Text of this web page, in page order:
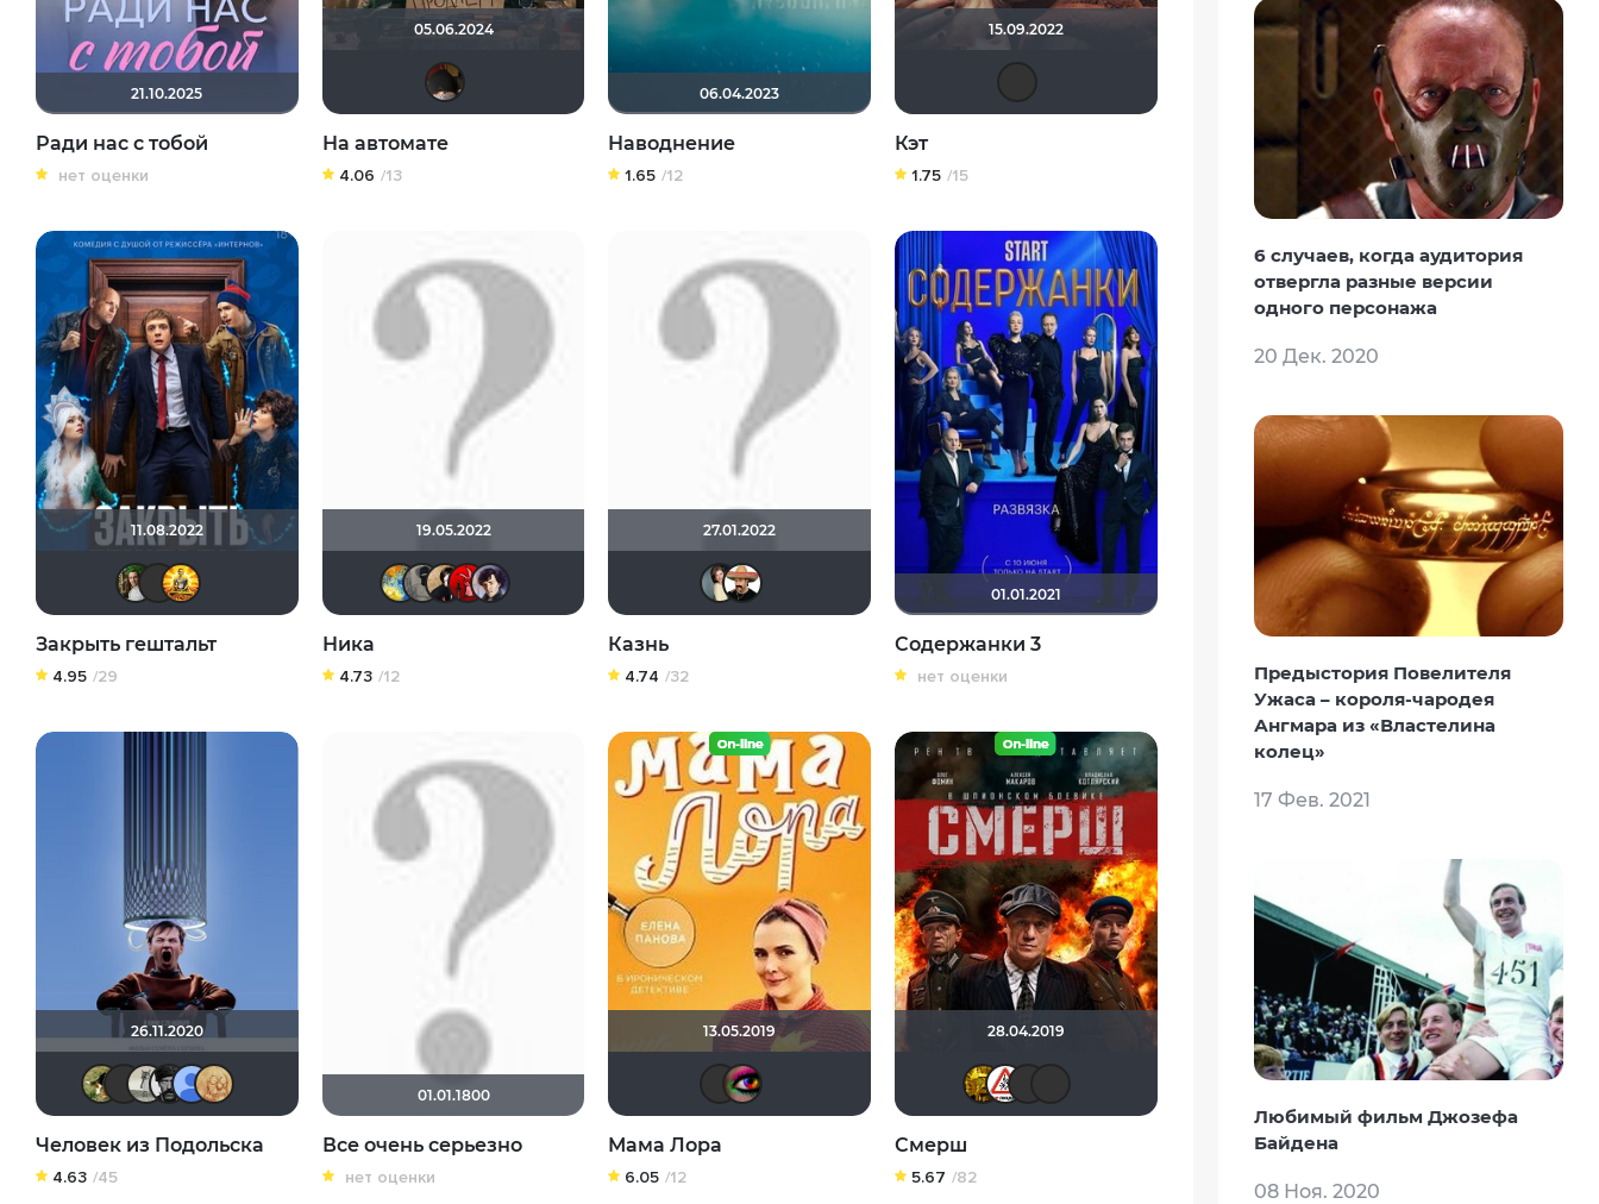
21.10.2025
Ради нас с тобой
нет оценки
05.06.2024
valdizas
На автомате
4.06 /13
06.04.2023
Наводнение
1.65 /12
15.09.2022
Кэт
1.75 /15
11.08.2022
:) да прибудет Свет !
Закрыть гештальт
4.95 /29
19.05.2022
SKY4HOLO
Ника
4.73 /12
27.01.2022
Anastasia_Podkova
Казнь
4.74 /32
01.01.2021
Содержанки 3
нет оценки
26.11.2020
AndyEagle Чепаев
Alexandr BOG
ZOYBERG
Человек из Подольска
4.63 /45
01.01.1800
Все очень серьезно
нет оценки
13.05.2019
Виктор Хрептович
Мама Лора
6.05 /12
28.04.2019
Смерш
5.67 /82
6 случаев, когда аудитория
отвергла разные версии
одного персонажа
20 Дек. 2020
Предыстория Повелителя
Ужаса – короля-чародея
Ангмара из «Властелина
колец»
17 Фев. 2021
Любимый фильм Джозефа
Байдена
08 Ноя. 2020